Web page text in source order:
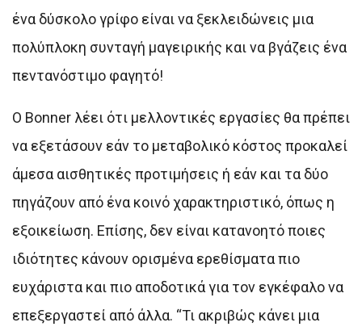
ένα δύσκολο γρίφο είναι να ξεκλειδώνεις μια
πολύπλοκη συνταγή μαγειρικής και να βγάζεις ένα
πεντανόστιμο φαγητό!
Ο Bonner λέει ότι μελλοντικές εργασίες θα πρέπει
να εξετάσουν εάν το μεταβολικό κόστος προκαλεί
άμεσα αισθητικές προτιμήσεις ή εάν και τα δύο
πηγάζουν από ένα κοινό χαρακτηριστικό, όπως η
εξοικείωση. Επίσης, δεν είναι κατανοητό ποιες
ιδιότητες κάνουν ορισμένα ερεθίσματα πιο
ευχάριστα και πιο αποδοτικά για τον εγκέφαλο να
επεξεργαστεί από άλλα. “Τι ακριβώς κάνει μια